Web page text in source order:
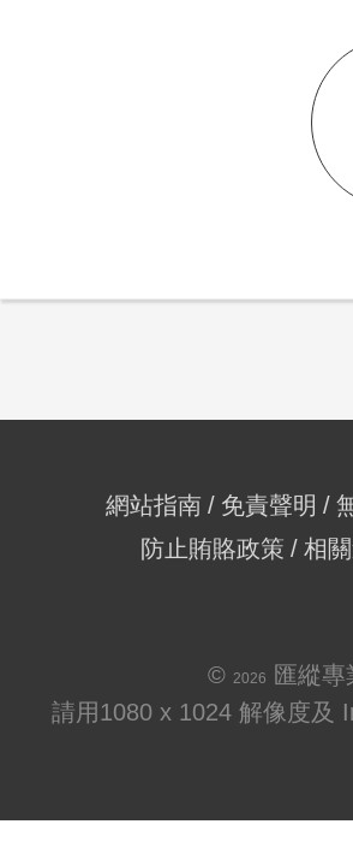
網站指南 免責聲明
防止賄賂政策
相
© 2026
匯縱
請用1080 x 1024 解像度及